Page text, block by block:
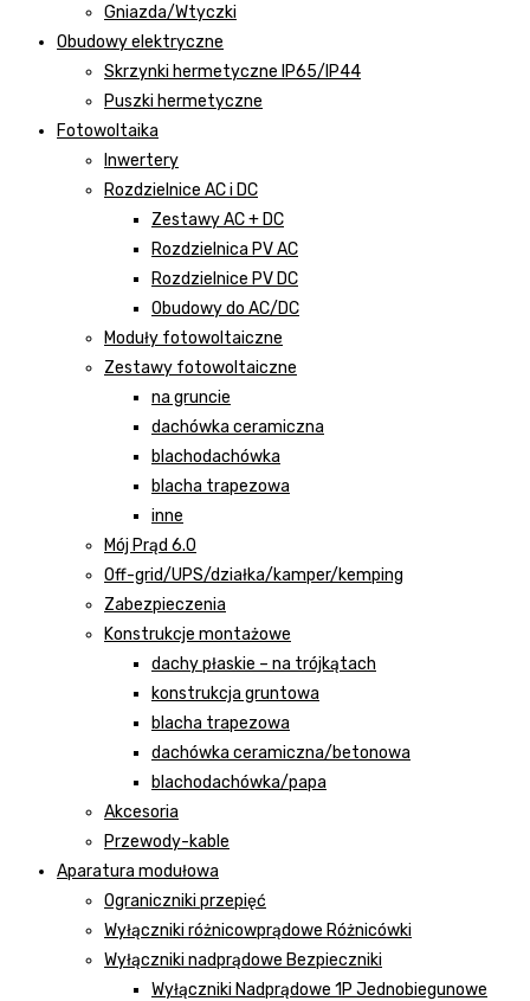
Gniazda/Wtyczki
Obudowy elektryczne
Skrzynki hermetyczne IP65/IP44
Puszki hermetyczne
Fotowoltaika
Inwertery
Rozdzielnice AC i DC
Zestawy AC + DC
Rozdzielnica PV AC
Rozdzielnice PV DC
Obudowy do AC/DC
Moduły fotowoltaiczne
Zestawy fotowoltaiczne
na gruncie
dachówka ceramiczna
blachodachówka
blacha trapezowa
inne
Mój Prąd 6.0
Off-grid/UPS/działka/kamper/kemping
Zabezpieczenia
Konstrukcje montażowe
dachy płaskie – na trójkątach
konstrukcja gruntowa
blacha trapezowa
dachówka ceramiczna/betonowa
blachodachówka/papa
Akcesoria
Przewody-kable
Aparatura modułowa
Ograniczniki przepięć
Wyłączniki różnicowprądowe Różnicówki
Wyłączniki nadprądowe Bezpieczniki
Wyłączniki Nadprądowe 1P Jednobiegunowe